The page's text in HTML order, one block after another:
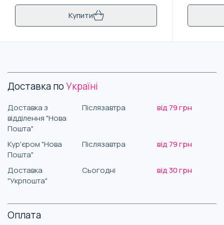
Купити
Доставка поУкраїні
Доставка з
відділення "Нова
Пошта"
Післязавтра від 79 грн
Кур'єром "Нова
Пошта"
Післязавтра від 79 грн
Доставка
"Укрпошта"
Сьогодні від 30 грн
Оплата